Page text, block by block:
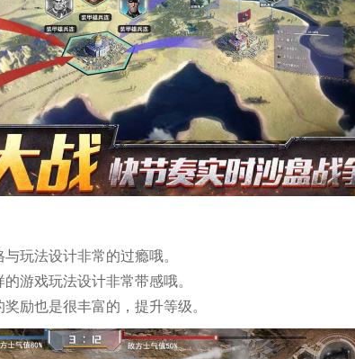
玩法设计非常的过瘾哦。
游戏玩法设计非常带感哦。
励也是很丰富的，提升等级。